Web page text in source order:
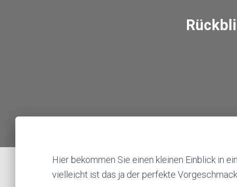
Hier bekommen Sie einen kleinen Einblick in
vielleicht ist das ja der perfekte